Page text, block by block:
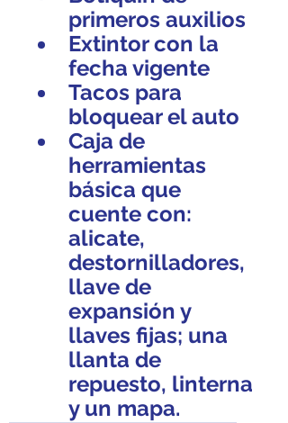
primeros auxilios
Extintor con la
fecha vigente
Tacos para
bloquear el auto
Caja de
herramientas
básica que
cuente con:
alicate,
destornilladores,
llave de
expansión y
llaves fijas; una
llanta de
repuesto, linterna
y un mapa.